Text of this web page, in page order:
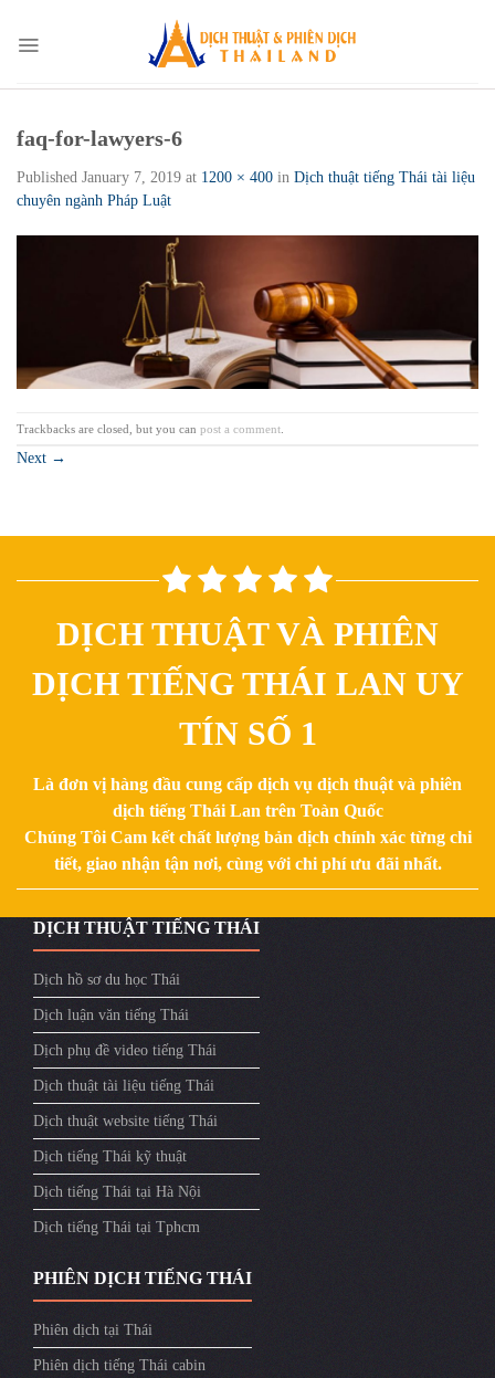
content
faq-for-lawyers-6
Published January 7, 2019 at 1200 × 400 in Dịch thuật tiếng Thái tài liệu
chuyên ngành Pháp Luật
Trackbacks are closed, but you can post a comment
Next →
DỊCH THUẬT VÀ PHIÊN
DỊCH TIẾNG THÁI LAN UY
TÍN SỐ 1
Là đơn vị hàng đầu cung cấp dịch vụ dịch thuật và phiên
dịch tiếng Thái Lan trên Toàn Quốc
Chúng Tôi Cam kết chất lượng bản dịch chính xác từng chi
tiết, giao nhận tận nơi, cùng với chi phí ưu đãi nhất.
DỊCH THUẬT TIẾNG THÁI
Dịch hồ sơ du học Thái
Dịch luận văn tiếng Thái
Dịch phụ đề video tiếng Thái
Dịch thuật tài liệu tiếng Thái
Dịch thuật website tiếng Thái
Dịch tiếng Thái kỹ thuật
Dịch tiếng Thái tại Hà Nội
Dịch tiếng Thái tại Tphcm
PHIÊN DỊCH TIẾNG THÁI
Phiên dịch tại Thái
Phiên dịch tiếng Thái cabin